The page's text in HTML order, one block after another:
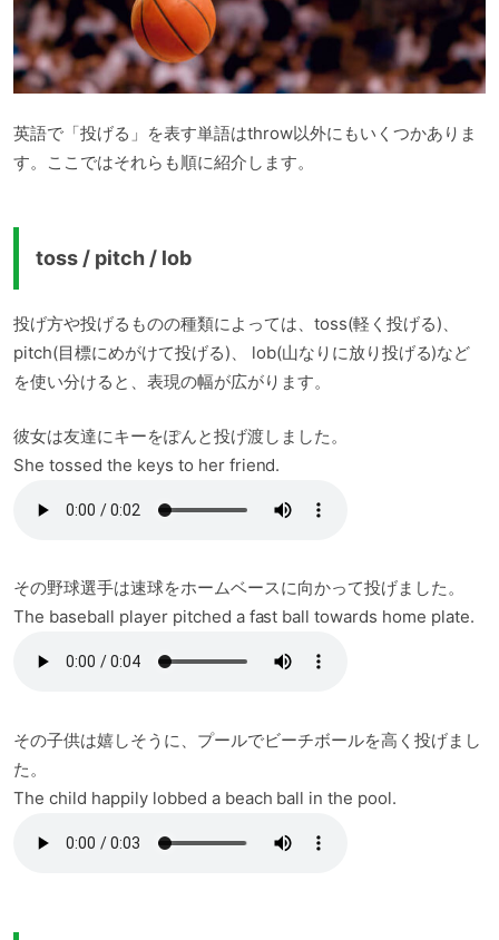
英語で「投げる」を表す単語はthrow以外にもいくつかありま
す。ここではそれらも順に紹介します。
toss / pitch / lob
投げ方や投げるものの種類によっては、toss(軽く投げる)、
pitch(目標にめがけて投げる)、 lob(山なりに放り投げる)など
を使い分けると、表現の幅が広がります。
彼女は友達にキーをぽんと投げ渡しました。
She tossed the keys to her friend.
その野球選手は速球をホームベースに向かって投げました。
The baseball player pitched a fast ball towards home plate.
その子供は嬉しそうに、プールでビーチボールを高く投げまし
た。
The child happily lobbed a beach ball in the pool.